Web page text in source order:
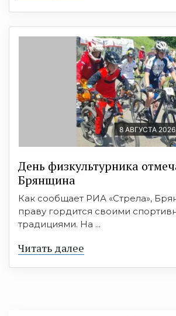
8 АВГУСТА
День физкультурника
Брянщина
Как сообщает РИА «Стрела»,
праву гордится своими
традициями. На ...
Читать далее